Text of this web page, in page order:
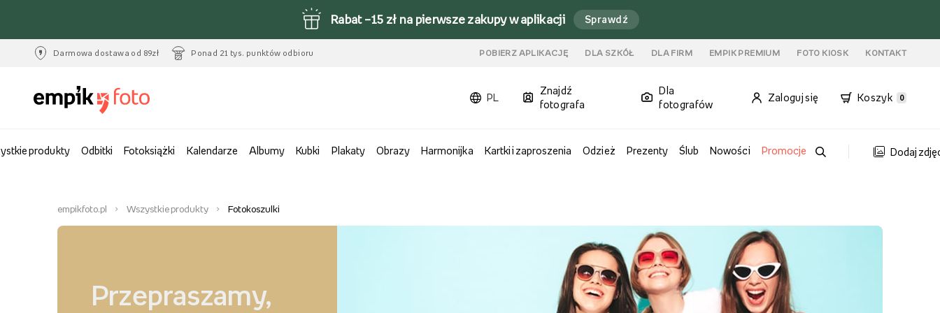
Rabat –15 zł na pierwsze zakupy w aplikacji Sprawdź
Darmowa dostawa od 89zł Ponad 21 tys. punktów odbioru POBIERZ APLIKACJĘ DLA SZKÓŁ DLA FIRM EMPIK PREMIUM FOTO KIOSK KONTAKT
PL
Znajdź
fotografa
Dla
fotografów
Zaloguj się Koszyk 0
produkty Odbitki Fotoksiążki Kalendarze Albumy Kubki Plakaty Obrazy Harmonijka Kartki i zaproszenia Odzież Prezenty Ślub Nowości Promocje Dodaj
empikfoto.pl Wszystkie produkty Fotokoszulki
Przepraszamy,